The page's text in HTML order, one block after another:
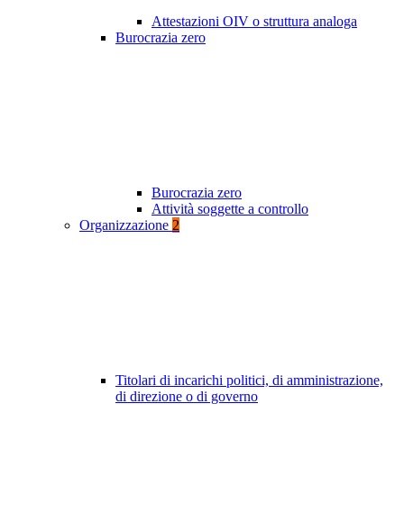
Attestazioni OIV o struttura analoga
Burocrazia zero
Burocrazia zero
Attività soggette a controllo
Organizzazione 2
Titolari di incarichi politici, di amministrazione,
di direzione o di governo